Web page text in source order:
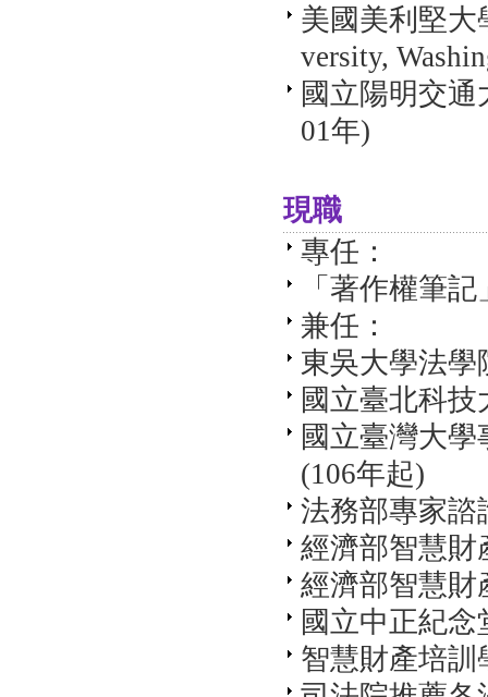
美國美利堅大
versity,
國立陽明交
01年)
現職
專任：
「著作權筆
兼任：
東吳大學法學
國立臺北科
國立臺灣大
(106年起)
法務部專家諮
經濟部智慧財
經濟部智慧財
國立中正紀
智慧財產培訓